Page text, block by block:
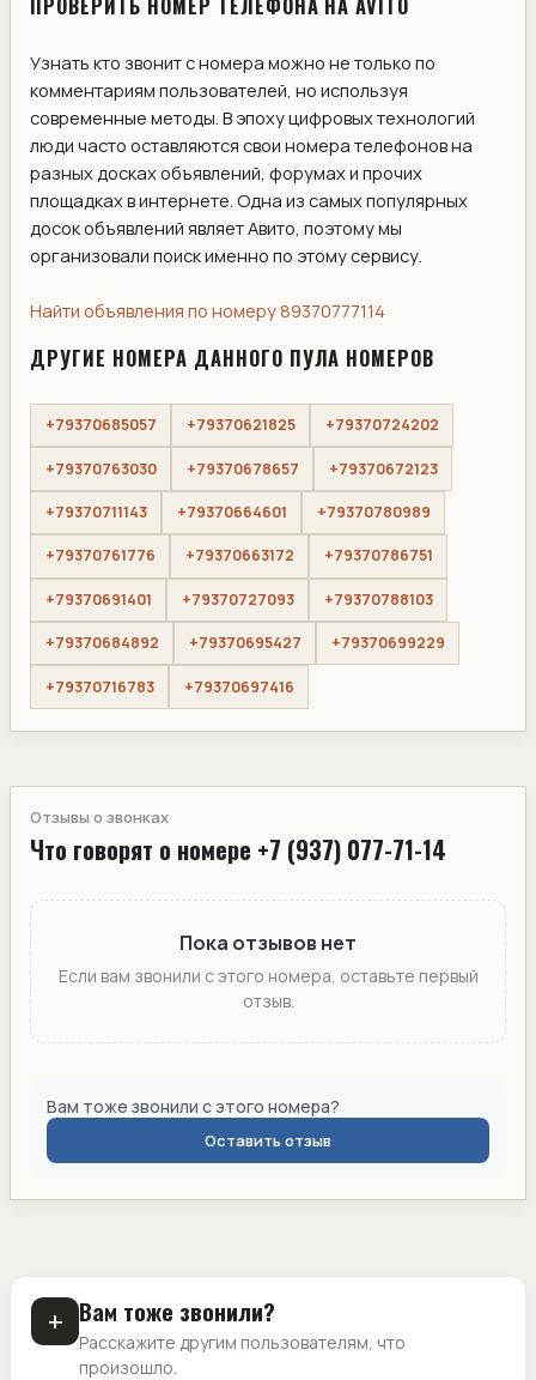
ПРОВЕРИТЬ НОМЕР ТЕЛЕФОНА НА AVITO
Узнать кто звонит с номера можно не только по
комментариям пользователей, но используя
современные методы. В эпоху цифровых технологий
люди часто оставляются свои номера телефонов на
разных досках объявлений, форумах и прочих
площадках в интернете. Одна из самых популярных
досок объявлений являет Авито, поэтому мы
организовали поиск именно по этому сервису.
Найти объявления по номеру 89370777114
ДРУГИЕ НОМЕРА ДАННОГО ПУЛА НОМЕРОВ
+79370685057 +79370621825 +79370724202
+79370763030 +79370678657 +79370672123
+79370711143 +79370664601 +79370780989
+79370761776 +79370663172 +79370786751
+79370691401 +79370727093 +79370788103
+79370684892 +79370695427 +79370699229
+79370716783 +79370697416
Отзывы о звонках
Что говорят о номере +7 (937) 077-71-14
Пока отзывов нет
Если вам звонили с этого номера, оставьте первый
отзыв.
Вам тоже звонили с этого номера?
Оставить отзыв
+ Вам тоже звонили?
Расскажите другим пользователям, что
произошло.